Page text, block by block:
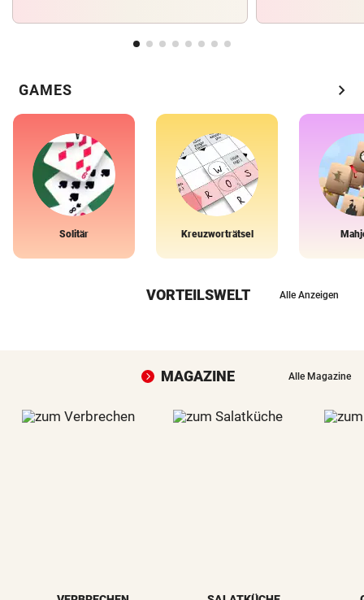
GAMES chevron_right
Solitär Kreuzworträtsel
VORTEILSWELT Alle Anzeigen
MAGAZINE Alle Magazine